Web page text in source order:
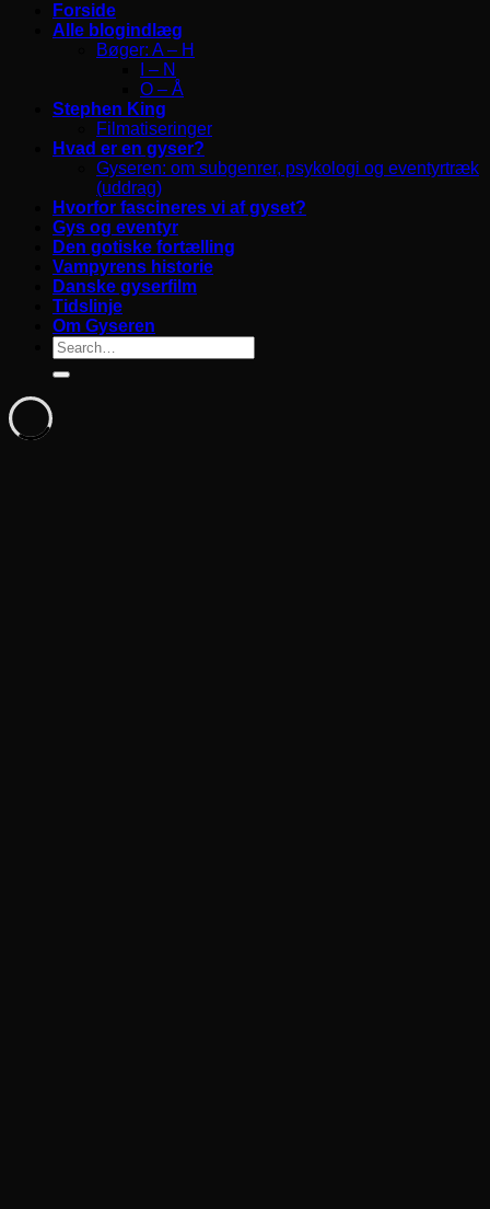
Forside
Alle blogindlæg
Bøger: A – H
I – N
O – Å
Stephen King
Filmatiseringer
Hvad er en gyser?
Gyseren: om subgenrer, psykologi og eventyrtræk
(uddrag)
Hvorfor fascineres vi af gyset?
Gys og eventyr
Den gotiske fortælling
Vampyrens historie
Danske gyserfilm
Tidslinje
Om Gyseren